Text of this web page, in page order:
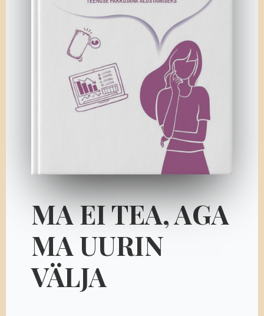
MA EI TEA, AGA
MA UURIN
VÄLJA